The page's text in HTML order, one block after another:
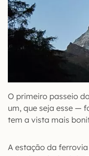
O primeiro passeio
um, que seja esse —
tem a vista mais
A estação da ferrovia